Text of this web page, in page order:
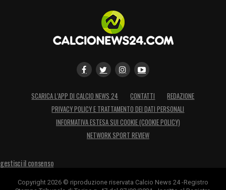
SCARICA L’APP DI CALCIO NEWS 24 CONTATTI
REDAZIONE
PRIVACY POLICY E TRATTAMENTO DEI DATI PERSONALI
INFORMATIVA ESTESA SUI COOKIE (COOKIE POLICY)
NETWORK SPORT REVIEW
gestisci il consenso
Copyright 2026 © riproduzione riservata Calcio News 24 -Registro